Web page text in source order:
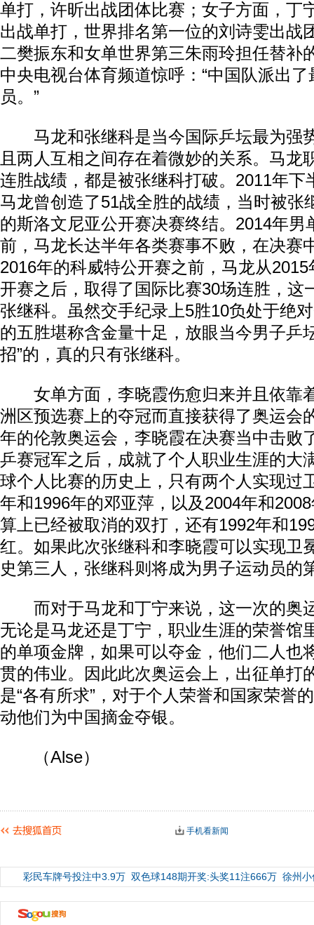
单打，许昕出战团体比赛；女子方面，丁
出战单打，世界排名第一位的刘诗雯出战
二樊振东和女单世界第三朱雨玲担任替补
中央电视台体育频道惊呼：“中国队派出
员。”
马龙和张继科是当今国际乒坛最为强
且两人互相之间存在着微妙的关系。马龙
连胜战绩，都是被张继科打破。2011年下
马龙曾创造了51战全胜的战绩，当时被张
的斯洛文尼亚公开赛决赛终结。2014年男
前，马龙长达半年各类赛事不败，在决赛
2016年的科威特公开赛之前，马龙从
开赛之后，取得了国际比赛30场连胜，这
张继科。虽然交手纪录上5胜10负处于绝
的五胜堪称含金量十足，放眼当今男子乒
招”的，真的只有张继科。
女单方面，李晓霞伤愈归来并且依靠
洲区预选赛上的夺冠而直接获得了奥运会
年的伦敦奥运会，李晓霞在决赛当中击败
乒赛冠军之后，成就了个人职业生涯的大
球个人比赛的历史上，只有两个人实现过
年和1996年的邓亚萍，以及2004年和
算上已经被取消的双打，还有1992年和
红。如果此次张继科和李晓霞可以实现卫
史第三人，张继科则将成为男子运动员的
而对于马龙和丁宁来说，这一次的奥
无论是马龙还是丁宁，职业生涯的荣誉馆
的单项金牌，如果可以夺金，他们二人也
贯的伟业。因此此次奥运会上，出征单打
是“各有所求”，对于个人荣誉和国家荣誉
动他们为中国摘金夺银。
（Alse）
手机看新闻
彩民车牌号投注中3.9万 双色球148期开奖:头奖11注666万 徐州